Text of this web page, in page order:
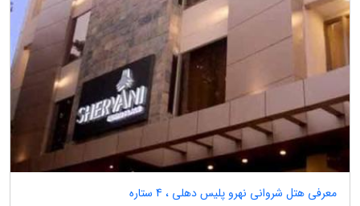
معرفی هتل شروانی نهرو پلیس دهلی ، 4 ستاره